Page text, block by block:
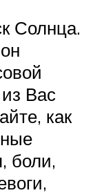
Солнца.
Вас
как
боли,